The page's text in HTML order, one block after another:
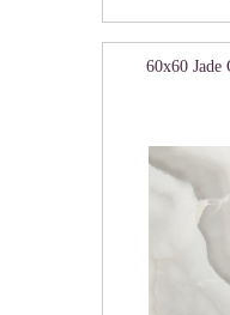
60x60 Jade